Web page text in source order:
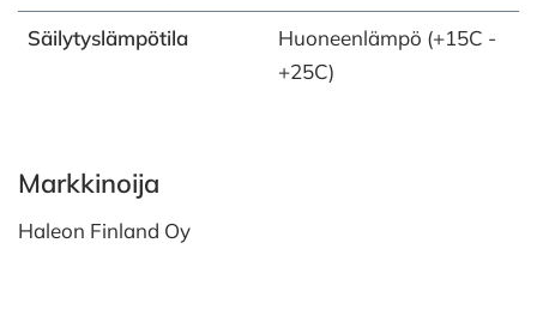
Säilytyslämpötila
Huoneenlämpö (+15C -
+25C)
Markkinoija
Haleon Finland Oy